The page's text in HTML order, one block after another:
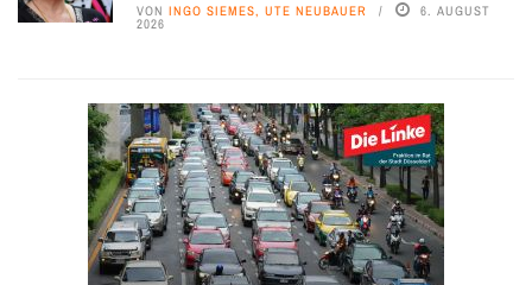
VON INGO SIEMES, UTE NEUBAUER 6. AUGUST
2026